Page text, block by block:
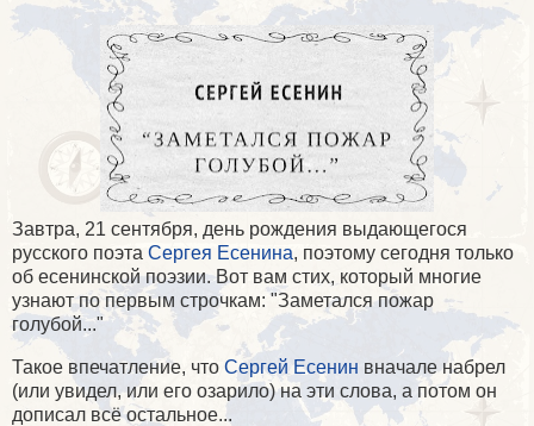
Завтра, 21 сентября, день рождения выдающегося
русского поэта Сергея Есенина, поэтому сегодня только
об есенинской поэзии. Вот вам стих, который многие
узнают по первым строчкам: "Заметался пожар
голубой..."
Такое впечатление, что Сергей Есенин вначале набрел
(или увидел, или его озарило) на эти слова, а потом он
дописал всё остальное...